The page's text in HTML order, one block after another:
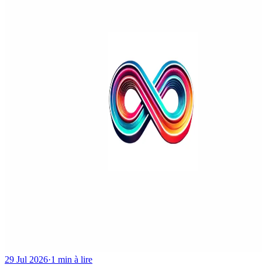
29 Jul 2026·1 min à lire